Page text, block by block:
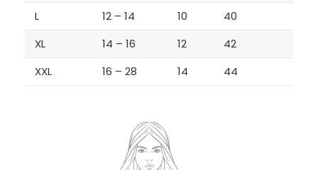
L
12 – 14 10
40
XL
14 – 16 12
42
XXL
16 – 28 14 44